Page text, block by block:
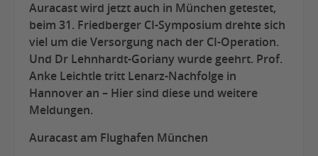
Auracast wird jetzt auch in München getestet,
beim 31. Friedberger CI-Symposium drehte sich
viel um die Versorgung nach der CI-Operation.
Und Dr Lehnhardt-Goriany wurde geehrt. Prof.
Anke Leichtle tritt Lenarz-Nachfolge in
Hannover an – Hier sind diese und weitere
Meldungen.
Auracast am Flughafen München